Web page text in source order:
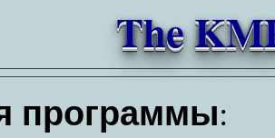
The
программы: